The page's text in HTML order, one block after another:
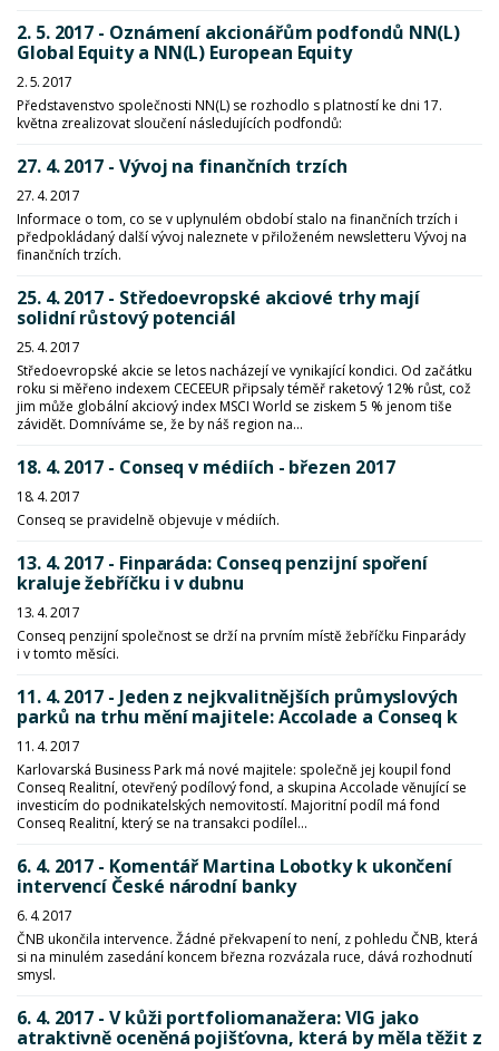
2. 5. 2017 - Oznámení akcionářům podfondů NN(L)
Global Equity a NN(L) European Equity
2. 5. 2017
Představenstvo společnosti NN(L) se rozhodlo s platností ke dni 17.
května zrealizovat sloučení následujících podfondů:
27. 4. 2017 - Vývoj na finančních trzích
27. 4. 2017
Informace o tom, co se v uplynulém období stalo na finančních trzích i
předpokládaný další vývoj naleznete v přiloženém newsletteru Vývoj na
finančních trzích.
25. 4. 2017 - Středoevropské akciové trhy mají
solidní růstový potenciál
25. 4. 2017
Středoevropské akcie se letos nacházejí ve vynikající kondici. Od začátku
roku si měřeno indexem CECEEUR připsaly téměř raketový 12% růst, což
jim může globální akciový index MSCI World se ziskem 5 % jenom tiše
závidět. Domníváme se, že by náš region na...
18. 4. 2017 - Conseq v médiích - březen 2017
18. 4. 2017
Conseq se pravidelně objevuje v médiích.
13. 4. 2017 - Finparáda: Conseq penzijní spoření
kraluje žebříčku i v dubnu
13. 4. 2017
Conseq penzijní společnost se drží na prvním místě žebříčku Finparády
i v tomto měsíci.
11. 4. 2017 - Jeden z nejkvalitnějších průmyslových
parků na trhu mění majitele: Accolade a Conseq k
11. 4. 2017
Karlovarská Business Park má nové majitele: společně jej koupil fond
Conseq Realitní, otevřený podílový fond, a skupina Accolade věnující se
investicím do podnikatelských nemovitostí. Majoritní podíl má fond
Conseq Realitní, který se na transakci podílel...
6. 4. 2017 - Komentář Martina Lobotky k ukončení
intervencí České národní banky
6. 4. 2017
ČNB ukončila intervence. Žádné překvapení to není, z pohledu ČNB, která
si na minulém zasedání koncem března rozvázala ruce, dává rozhodnutí
smysl.
6. 4. 2017 - V kůži portfoliomanažera: VIG jako
atraktivně oceněná pojišťovna, která by měla těžit z